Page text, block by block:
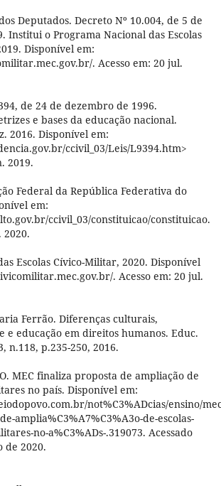
Deputados. Decreto Nº 10.004, de 5 de
Institui o Programa Nacional das Escolas
Disponível em:
. Acesso em: 20 jul.
de 24 de dezembro de 1996.
e bases da educação nacional.
2016. Disponível em:
ccivil_03/Leis/L9394.htm>
2019.
Federal da República Federativa do
em:
ccivil_03/constituicao/constituicao.
2020.
Escolas Cívico-Militar, 2020. Disponível
. Acesso em: 20 jul.
Ferrão. Diferenças culturais,
educação em direitos humanos. Educ.
n.118, p.235-250, 2016.
MEC finaliza proposta de ampliação de
no país. Disponível em:
not%C3%ADcias/ensino/
amplia%C3%A7%C3%A3o-de-escolas-
no-a%C3%ADs-.319073. Acessado
de 2020.